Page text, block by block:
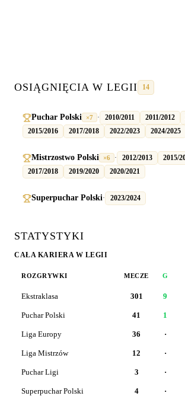
OSIĄGNIĘCIA W LEGII 14
Puchar Polski ×7 · 2010/2011 2011/2012
2015/2016
2017/2018 2022/2023 2024/2025
Mistrzostwo Polski ×6 · 2012/2013 2015/
2017/2018
2019/2020 2020/2021
Superpuchar Polski· 2023/2024
STATYSTYKI
CAŁA KARIERA W LEGII
ROZGRYWKI MECZE G
Ekstraklasa 301 9
Puchar Polski 41 1
Liga Europy 36 ·
Liga Mistrzów 12 ·
Puchar Ligi 3 ·
Superpuchar Polski 4 ·